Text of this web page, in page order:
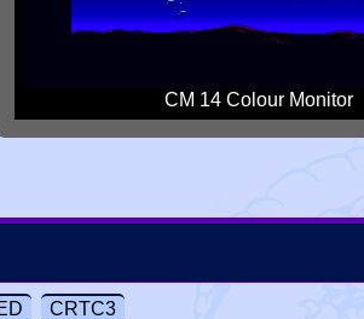
CM 14 Colour Monitor
CRTC3